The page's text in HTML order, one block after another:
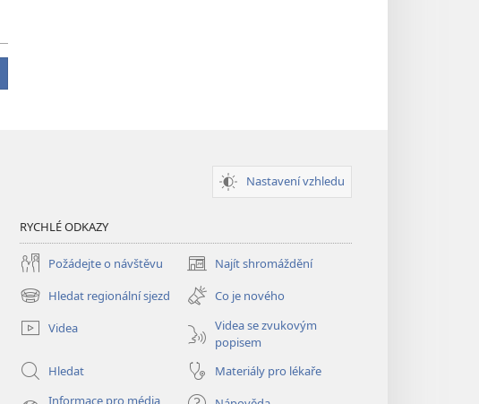
Nastavení vzhledu
RYCHLÉ ODKAZY
Požádejte o návštěvu Najít shromáždění
(otevřeno
nové
okno)
Hledat regionální sjezd
(otevřeno
nové
okno)
Co je nového
Videa
Videa se zvukovým
popisem
Hledat
Materiály pro lékaře
Informace pro média